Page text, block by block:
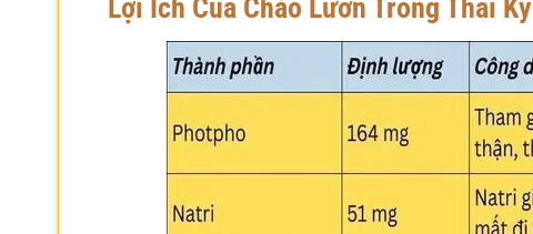
Lợi Ích Của Cháo Lươn Trong Thai Kỳ